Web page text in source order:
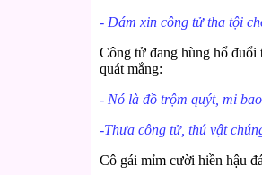
- Dám xin công tử tha tội
Công tử đang hùng hổ đuổi
quát mắng:
- Nó là đồ trộm quýt, mi
-Thưa công tử, thú vật
Cô gái mỉm cười hiền hậu